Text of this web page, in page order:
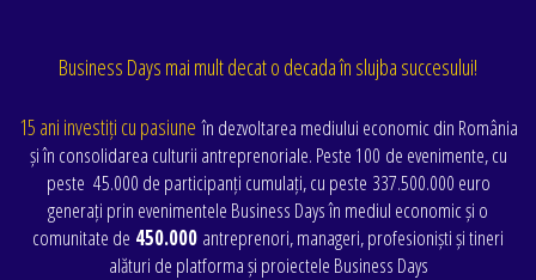
Business Days mai mult decat o decada în slujba succesului!
15 ani investiți cu pasiune în dezvoltarea mediului economic din România
și în consolidarea culturii antreprenoriale. Peste 100 de evenimente, cu
peste 45.000 de participanți cumulați, cu peste 337.500.000 euro
generați prin evenimentele Business Days în mediul economic și o
comunitate de 450.000 antreprenori, manageri, profesioniști și tineri
alături de platforma și proiectele Business Days